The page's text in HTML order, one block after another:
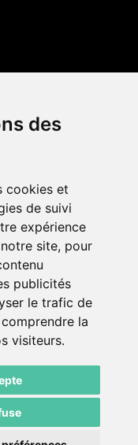
des
cookies et
de suivi
expérience
site, pour
publicités
le trafic de
la
visiteurs.